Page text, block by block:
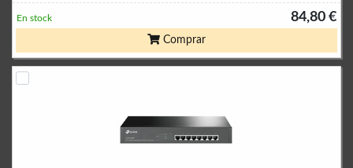
84,80 €
En stock
Comprar